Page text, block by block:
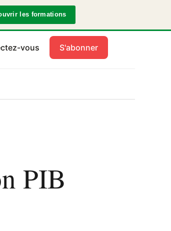
les formations
vous S'abonner
PIB